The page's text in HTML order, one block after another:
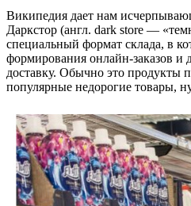
Википедия дает нам
Даркстор (англ. dark store —
специальный формат склада, в
формирования онлайн-заказов и
доставку. Обычно это продукты
популярные недорогие товары,